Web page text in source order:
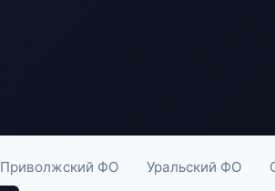
Приволжский ФО Уральский ФО